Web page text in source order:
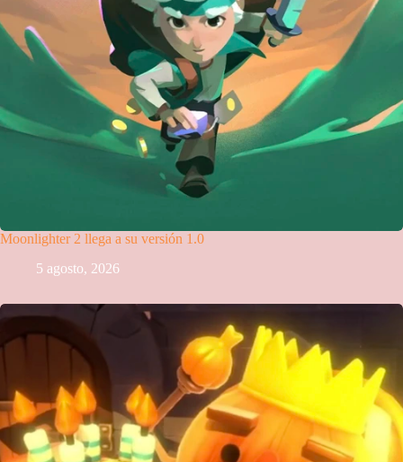
Moonlighter 2 llega a su versión 1.0
5 agosto, 2026